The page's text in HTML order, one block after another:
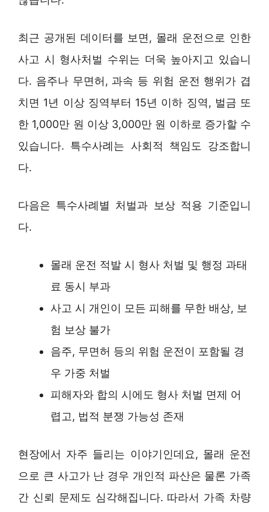
최근 공개된 데이터를 보면, 몰래 운전으로 인한
사고 시 형사처벌 수위는 더욱 높아지고 있습니
다. 음주나 무면허, 과속 등 위험 운전 행위가 겹
치면 1년 이상 징역부터 15년 이하 징역, 벌금 또
한 1,000만 원 이상 3,000만 원 이하로 증가할 수
있습니다. 특수사례는 사회적 책임도 강조합니
다.
다음은 특수사례별 처벌과 보상 적용 기준입니
다.
몰래 운전 적발 시 형사 처벌 및 행정 과태
료 동시 부과
사고 시 개인이 모든 피해를 무한 배상, 보
험 보상 불가
음주, 무면허 등의 위험 운전이 포함될 경
우 가중 처벌
피해자와 합의 시에도 형사 처벌 면제 어
렵고, 법적 분쟁 가능성 존재
현장에서 자주 들리는 이야기인데요, 몰래 운전
으로 큰 사고가 난 경우 개인적 파산은 물론 가족
간 신뢰 문제도 심각해집니다. 따라서 가족 차량